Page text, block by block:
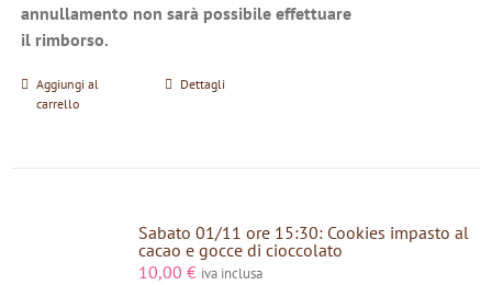
annullamento non sarà possibile effettuare
il rimborso.
Aggiungi al
carrello
Dettagli
Sabato 01/11 ore 15:30: Cookies impasto al
cacao e gocce di cioccolato
10,00 € iva inclusa